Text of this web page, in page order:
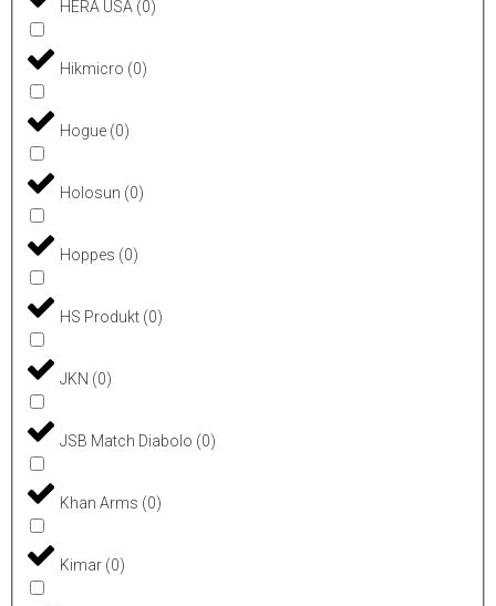
HERA USA (0)
Hikmicro (0)
Hogue (0)
Holosun (0)
Hoppes (0)
HS Produkt (0)
JKN (0)
JSB Match Diabolo (0)
Khan Arms (0)
Kimar (0)